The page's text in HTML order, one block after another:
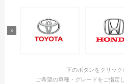
下のボタンをクリック
ご希望の車種・グレードをご指定